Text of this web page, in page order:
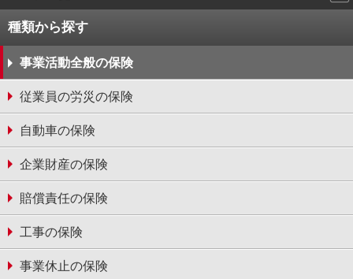
種類から探す
事業活動全般の保険
従業員の労災の保険
自動車の保険
企業財産の保険
賠償責任の保険
工事の保険
事業休止の保険